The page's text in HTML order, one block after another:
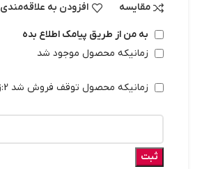
مقایسه افزودن به علاقه‌مندی
به من از طریق پیامک اطلاع بده
زمانیکه محصول موجود شد
زمانیکه محصول توقف فروش شد 2:زمانیکه نسخه جدید محصول منتشر شد
ثبت